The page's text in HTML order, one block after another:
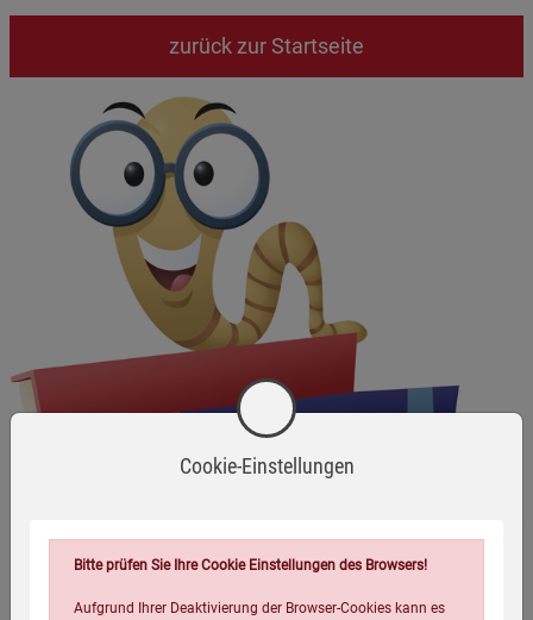
zurück zur Startseite
Cookie-Einstellungen
Bitte prüfen Sie Ihre Cookie Einstellungen des Browsers!
Aufgrund Ihrer Deaktivierung der Browser-Cookies kann es